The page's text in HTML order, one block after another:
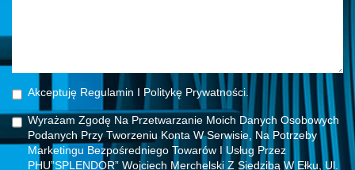
Akceptuję Regulamin I Politykę Prywatności.
Wyrażam Zgodę Na Przetwarzanie Moich Danych Osobowych
Podanych Przy Tworzeniu Konta W Serwisie, Na Potrzeby
Marketingu Bezpośredniego Towarów I Usług Przez
PHU”SPLENDOR” Wojciech Merchelski Z Siedzibą W Ełku, Ul.